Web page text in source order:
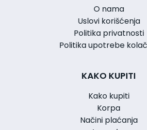
O nama
Uslovi korišćenja
Politika privatnosti
Politika upotrebe
KAKO KUPITI
Kako kupiti
Korpa
Načini plaćanja